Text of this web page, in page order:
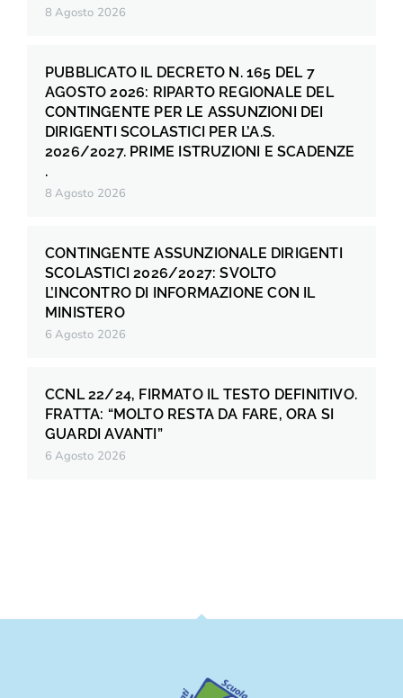
8 Agosto 2026
PUBBLICATO IL DECRETO N. 165 DEL 7
AGOSTO 2026: RIPARTO REGIONALE DEL
CONTINGENTE PER LE ASSUNZIONI DEI
DIRIGENTI SCOLASTICI PER L’A.S.
2026/2027. PRIME ISTRUZIONI E SCADENZE
.
8 Agosto 2026
CONTINGENTE ASSUNZIONALE DIRIGENTI
SCOLASTICI 2026/2027: SVOLTO
L’INCONTRO DI INFORMAZIONE CON IL
MINISTERO
6 Agosto 2026
CCNL 22/24, FIRMATO IL TESTO DEFINITIVO.
FRATTA: “MOLTO RESTA DA FARE, ORA SI
GUARDI AVANTI”
6 Agosto 2026